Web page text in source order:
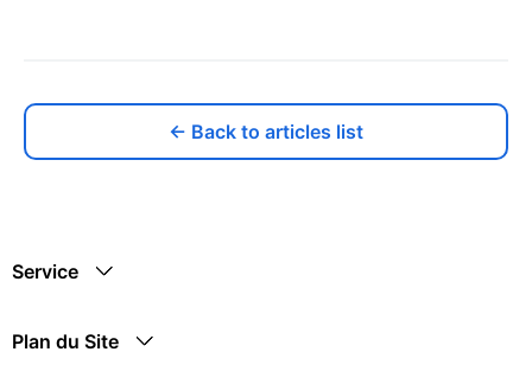
← Back to articles list
Service
Plan du Site